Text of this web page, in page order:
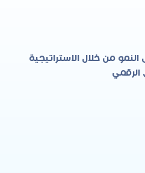
النمو من خلال الاستراتيجية
الرقمي